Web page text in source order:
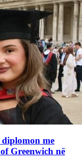
me
Greenwich në